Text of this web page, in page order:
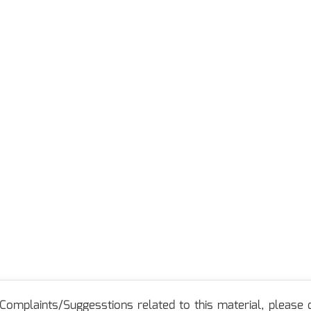
Suggesstions related to this material, please